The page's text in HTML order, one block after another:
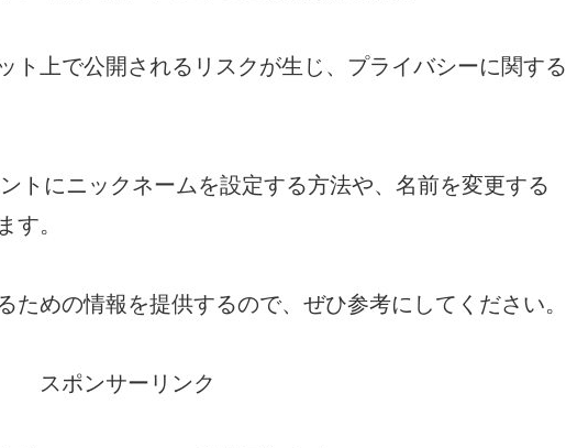
ト上で公開されるリスクが生じ、プライバシーに関する
トにニックネームを設定する方法や、名前を変更する
す。
ための情報を提供するので、ぜひ参考にしてください。
スポンサーリンク